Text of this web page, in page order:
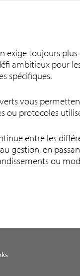
toujours
ambitieux pour
spécifiques.
vous
ou protocoles
entre les
gestion, en
ou